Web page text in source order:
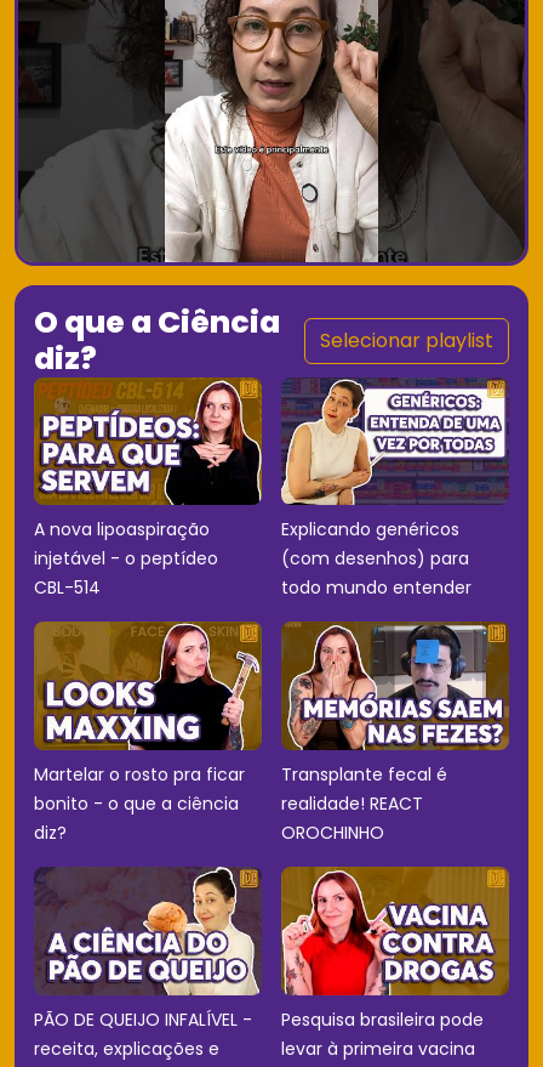
O que a Ciência
diz?
Selecionar playlist
A nova lipoaspiração
injetável - o peptídeo
CBL-514
Explicando genéricos
(com desenhos) para
todo mundo entender
Martelar o rosto pra ficar
bonito - o que a ciência
diz?
Transplante fecal é
realidade! REACT
OROCHINHO
PÃO DE QUEIJO INFALÍVEL -
receita, explicações e
Pesquisa brasileira pode
levar à primeira vacina